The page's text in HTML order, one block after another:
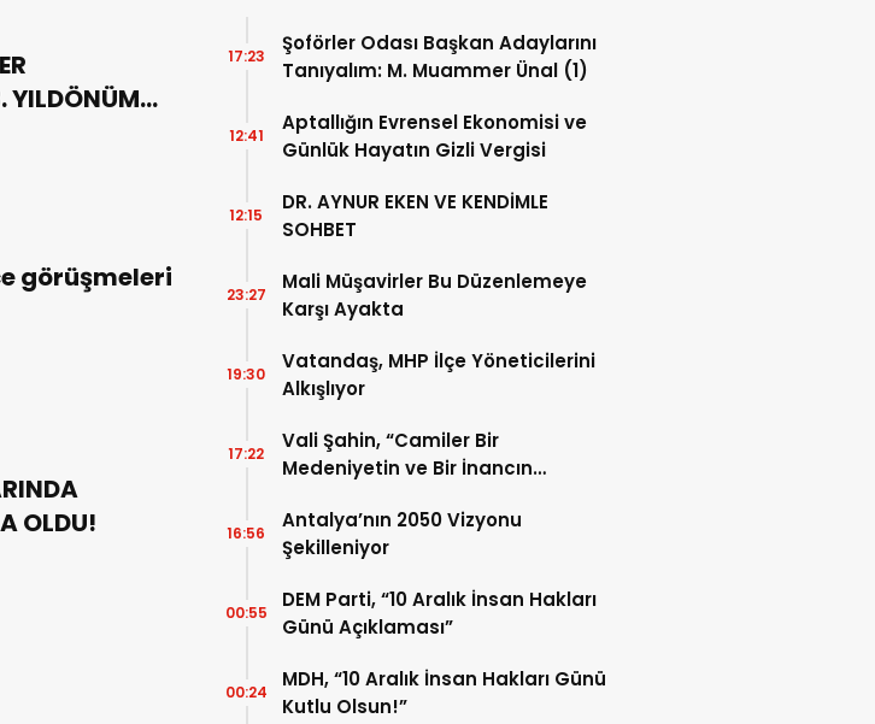
YILDÖNÜMÜ
görüşmeleri
OLDU!
Şoförler Odası Başkan Adaylarını
Tanıyalım: M. Muammer Ünal (1)
17:23
Aptallığın Evrensel Ekonomisi ve
Günlük Hayatın Gizli Vergisi
12:41
DR. AYNUR EKEN VE KENDİMLE
SOHBET
12:15
Mali Müşavirler Bu Düzenlemeye
Karşı Ayakta
23:27
Vatandaş, MHP İlçe Yöneticilerini
Alkışlıyor
19:30
Vali Şahin, “Camiler Bir
Medeniyetin ve Bir İnancın
17:22
Antalya’nın 2050 Vizyonu
Şekilleniyor
16:56
DEM Parti, “10 Aralık İnsan Hakları
Günü Açıklaması”
00:55
MDH, “10 Aralık İnsan Hakları Günü
Kutlu Olsun!”
00:24